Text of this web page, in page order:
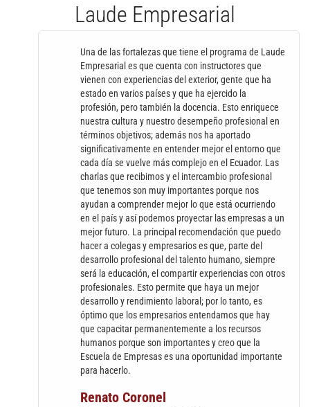
Laude Empresarial
Una de las fortalezas que tiene el programa de Laude
Empresarial es que cuenta con instructores que
vienen con experiencias del exterior, gente que ha
estado en varios países y que ha ejercido la
profesión, pero también la docencia. Esto enriquece
nuestra cultura y nuestro desempeño profesional en
términos objetivos; además nos ha aportado
significativamente en entender mejor el entorno que
cada día se vuelve más complejo en el Ecuador. Las
charlas que recibimos y el intercambio profesional
que tenemos son muy importantes porque nos
ayudan a comprender mejor lo que está ocurriendo
en el país y así podemos proyectar las empresas a un
mejor futuro. La principal recomendación que puedo
hacer a colegas y empresarios es que, parte del
desarrollo profesional del talento humano, siempre
será la educación, el compartir experiencias con otros
profesionales. Esto permite que haya un mejor
desarrollo y rendimiento laboral; por lo tanto, es
óptimo que los empresarios entendamos que hay
que capacitar permanentemente a los recursos
humanos porque son importantes y creo que la
Escuela de Empresas es una oportunidad importante
para hacerlo.
Renato Coronel